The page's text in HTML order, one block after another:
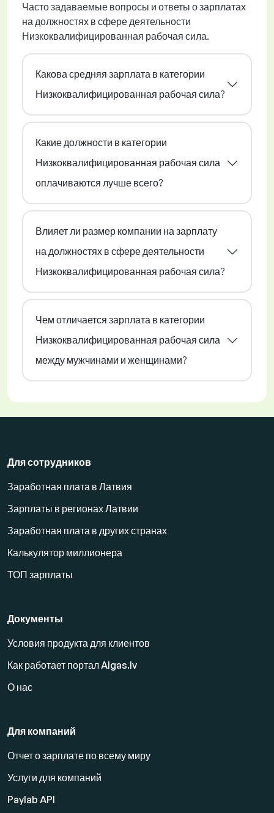
Часто задаваемые вопросы и ответы о зарплатах
на должностях в сфере деятельности
Низкоквалифицированная рабочая сила.
Какова средняя зарплата в категории
Низкоквалифицированная рабочая сила?
Какие должности в категории
Низкоквалифицированная рабочая сила
оплачиваются лучше всего?
Влияет ли размер компании на зарплату
на должностях в сфере деятельности
Низкоквалифицированная рабочая сила?
Чем отличается зарплата в категории
Низкоквалифицированная рабочая сила
между мужчинами и женщинами?
Для сотрудников
Заработная плата в Латвия
Зарплаты в регионах Латвии
Заработная плата в других странах
Калькулятор миллионера
ТОП зарплаты
Документы
Условия продукта для клиентов
Как работает портал Algas.lv
О нас
Для компаний
Отчет о зарплате по всему миру
Услуги для компаний
Paylab API